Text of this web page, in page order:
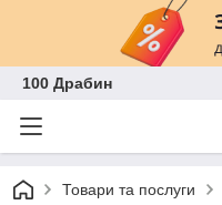
100 Драбин
Товари та послуги